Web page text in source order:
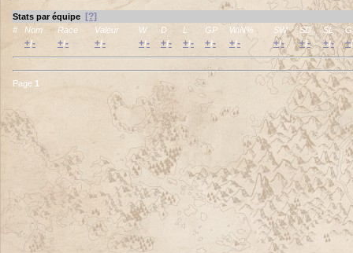
Stats par équipe [?]
# Nom Race Valeur W D L GP WIN% SW SD SL
+/- +/- +/- +/- +/- +/- +/- +/- +/- +/- +/- +/
Page 1